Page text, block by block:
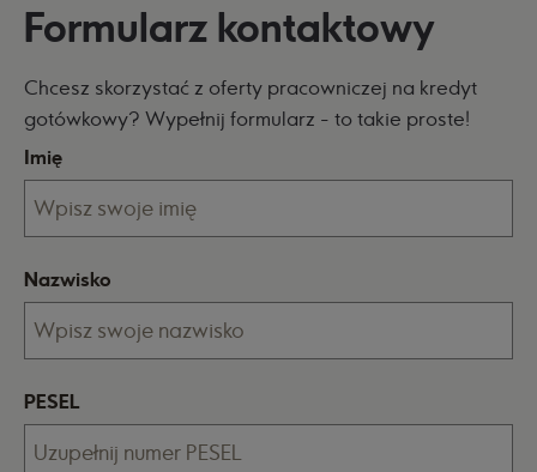
Formularz kontaktowy
Chcesz skorzystać z oferty pracowniczej na kredyt
gotówkowy? Wypełnij formularz - to takie proste!
Imię
Nazwisko
PESEL